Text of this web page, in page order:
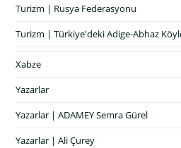
Turizm | Rusya Federasyonu
Turizm | Türkiye'deki Adige-Abhaz
Xabze
Yazarlar
Yazarlar | ADAMEY Semra Gürel
Yazarlar | Ali Çurey